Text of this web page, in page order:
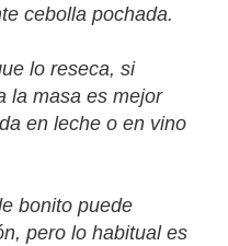
cebolla pochada.
lo reseca, si
la masa es mejor
en leche o en vino
bonito puede
pero lo habitual es